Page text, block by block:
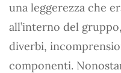
una leggerezza che
all’interno del
diverbi,
componenti.